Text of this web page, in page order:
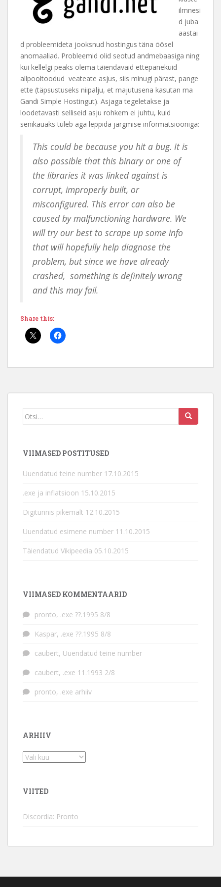
ilmnesi
d juba
aastai
d probleemideta jooksnud hostingus täna öösel
anomaaliad. Probleemid olid seotud andmebaasiga ning
kui kellelgi peaks olema täiendavaid ettepanekuid
allpooltoodud veateate asjus, siis minugi pärast, pange
ette (täpsustuseks niipalju, et majutusena kasutan ma
Gandi Simple Hostingut). Asjaga tegeletakse ja
loodetavasti selliseid asju rohkem ei juhtu, kuid
senikauaks tuleb aga leppida järgmise informatsiooniga:
This could be because you hit a bug. It is
also possible that this binary or one of
the libraries it was linked against is
corrupt, improperly built, or
misconfigured. This error can also be
caused by malfunctioning hardware. We
will try our best to scrape up some info
that will hopefully help diagnose the
problem, but since we have already
crashed, something is definitely wrong
and this may fail.
Share this:
Otsi
VIIMASED POSTITUSED
Uuendatud teine number 17.10.2015
.exe ja inflatsioon 15.10.2015
Digitunnis pikemalt 12.10.2015
Uuendatud esimene number 11.10.2015
Täiendatud Vikipeedia 05.10.2015
VIIMASED KOMMENTAARID
pronto, .exe ??.1995 8/8
Kaspar, .exe ??.1995 8/8
caubert, Uuendatud teine number
caubert, .exe 11.1993 2/8
pronto, .exe arhiiv
ARHIIV
Arhiiv
VIITED
Discordia: Pronto